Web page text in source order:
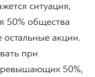
ситуация,
50% общества
остальные акции.
при
50%,